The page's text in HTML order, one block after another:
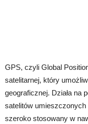
GPS, czyli Global
satelitarnej, który
geograficznej. Działa na
satelitów umieszczonych
szeroko stosowany w